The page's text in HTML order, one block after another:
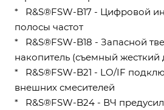
* R&S®FSW-B17 - Цифровой
полосы частот
* R&S®FSW-B18 - Запасной
накопитель (съемный жесткий
* R&S®FSW-B21 - LO/IF
внешних смесителей
* R&S®FSW-B24 - ВЧ